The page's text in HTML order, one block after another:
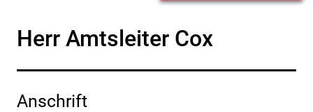
Herr Amtsleiter Cox
Anschrift